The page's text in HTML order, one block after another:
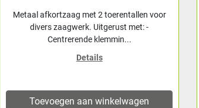
Metaal afkortzaag met 2 toerentallen voor
divers zaagwerk. Uitgerust met: -
Centrerende klemmin...
Details
Toevoegen aan winkelwagen